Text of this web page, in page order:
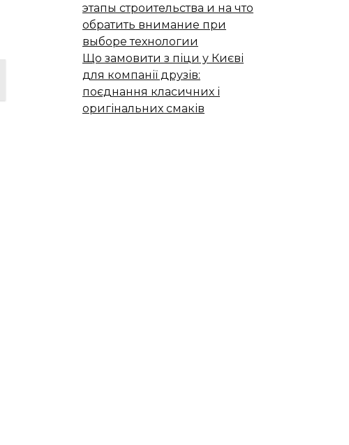
этапы строительства и на что
обратить внимание при
выборе технологии
Що замовити з піци у Києві
для компанії друзів:
поєднання класичних і
оригінальних смаків